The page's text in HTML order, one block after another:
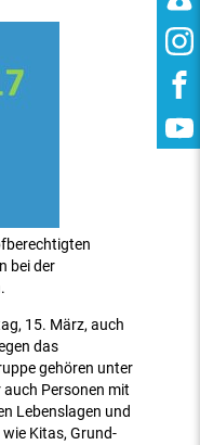
bei der
15. März, auch
das
gehören unter
Personen mit
Lebenslagen und
Kitas, Grund-